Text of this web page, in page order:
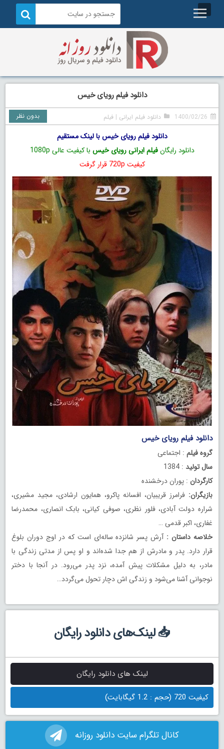
دانلود فیلم رویای خیس
1400/02/26 دانلود فیلم ایرانی |فیلم بدون نظر
دانلود فیلم رویای خیس با لینک مستقیم
دانلود رایگانفیلم ایرانی رویای خیس با کیفیت عالی 1080p
کیفیت 720p قرار گرفت
دانلود فیلم رویای خیس
گروه فیلم : اجتماعی
سال تولید : 1384
کارگردان : پوران درخشنده
بازیگران:فرامرز قریبیان، افسانه پاکرو، همایون ارشادی، مجید مشیری،
شراره دولت آبادی، فلور نظری، صوفی کیانی، بابک انصاری، محمدرضا
غفاری، اکبر قدمی …
خلاصه داستان : آرش پسر شانزده ساله‌ای است که در اوج دوران بلوغ
قرار دارد. پدر و مادرش از هم جدا شده‌اند و او پس از مدتی زندگی با
مادر، به دلیل مشکلات پیش آمده، نزد پدر می‌رود. در آنجا با دختر
نوجوانی آشنا می‌شود و زندگی اش دچار تحول می‌گردد…
📥 لینک‌های دانلود رایگان
لینک های دانلود رایگان
کیفیت 720 (حجم : 1.2 گیگابایت)
کانال تلگرام سایت دانلود روزانه